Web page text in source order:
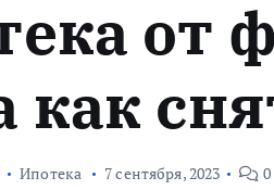
от
как
Ипотека 7 сентября, 2023